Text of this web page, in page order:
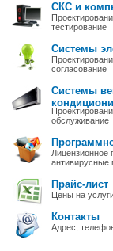
СКС и
тестирование
Системы
согласование
Системы
обслуживание
Лицензионное
антивирусные
Прайс-лист
Цены на
Контакты
Адрес,